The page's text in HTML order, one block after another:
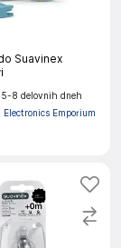
Suavinex
5-8 delovnih dneh
Electronics Emporium